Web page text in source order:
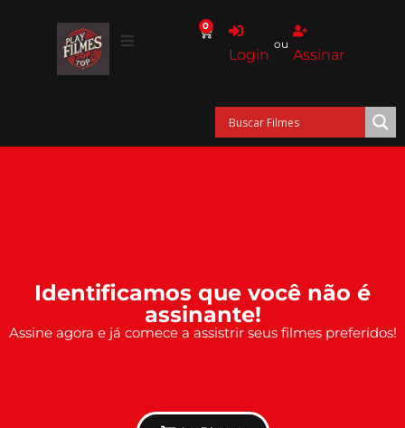
0
Login
ou
Assinar
Identificamos que você não é
assinante!
Assine agora e já comece a assistrir seus filmes preferidos!